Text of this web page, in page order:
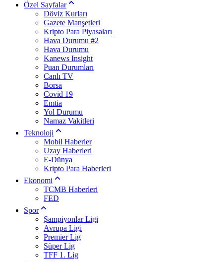
Özel Sayfalar
Döviz Kurları
Gazete Manşetleri
Kripto Para Piyasaları
Hava Durumu #2
Hava Durumu
Kanews Insight
Puan Durumları
Canlı TV
Borsa
Covid 19
Emtia
Yol Durumu
Namaz Vakitleri
Teknoloji
Mobil Haberler
Uzay Haberleri
E-Dünya
Kripto Para Haberleri
Ekonomi
TCMB Haberleri
FED
Spor
Şampiyonlar Ligi
Avrupa Ligi
Premier Lig
Süper Lig
TFF 1. Lig